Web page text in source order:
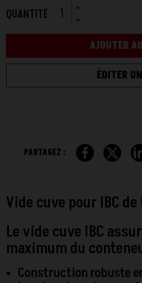
QUANTITÉ
AJOUTER
ÉDITER
PARTAGEZ :
Vide cuve pour IBC
Le vide cuve IBC
maximum du
Construction robuste